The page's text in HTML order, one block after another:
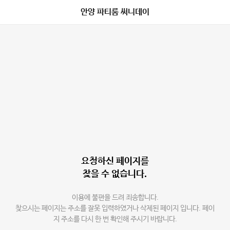
안양 파티룸 써니데이
요청하신 페이지를
찾을 수 없습니다.
이용에 불편을 드려 죄송합니다.
찾으시는 페이지는 주소를 잘못 입력하였거나 삭제된 페이지 입니다. 페이
지 주소를 다시 한 번 확인해 주시기 바랍니다.